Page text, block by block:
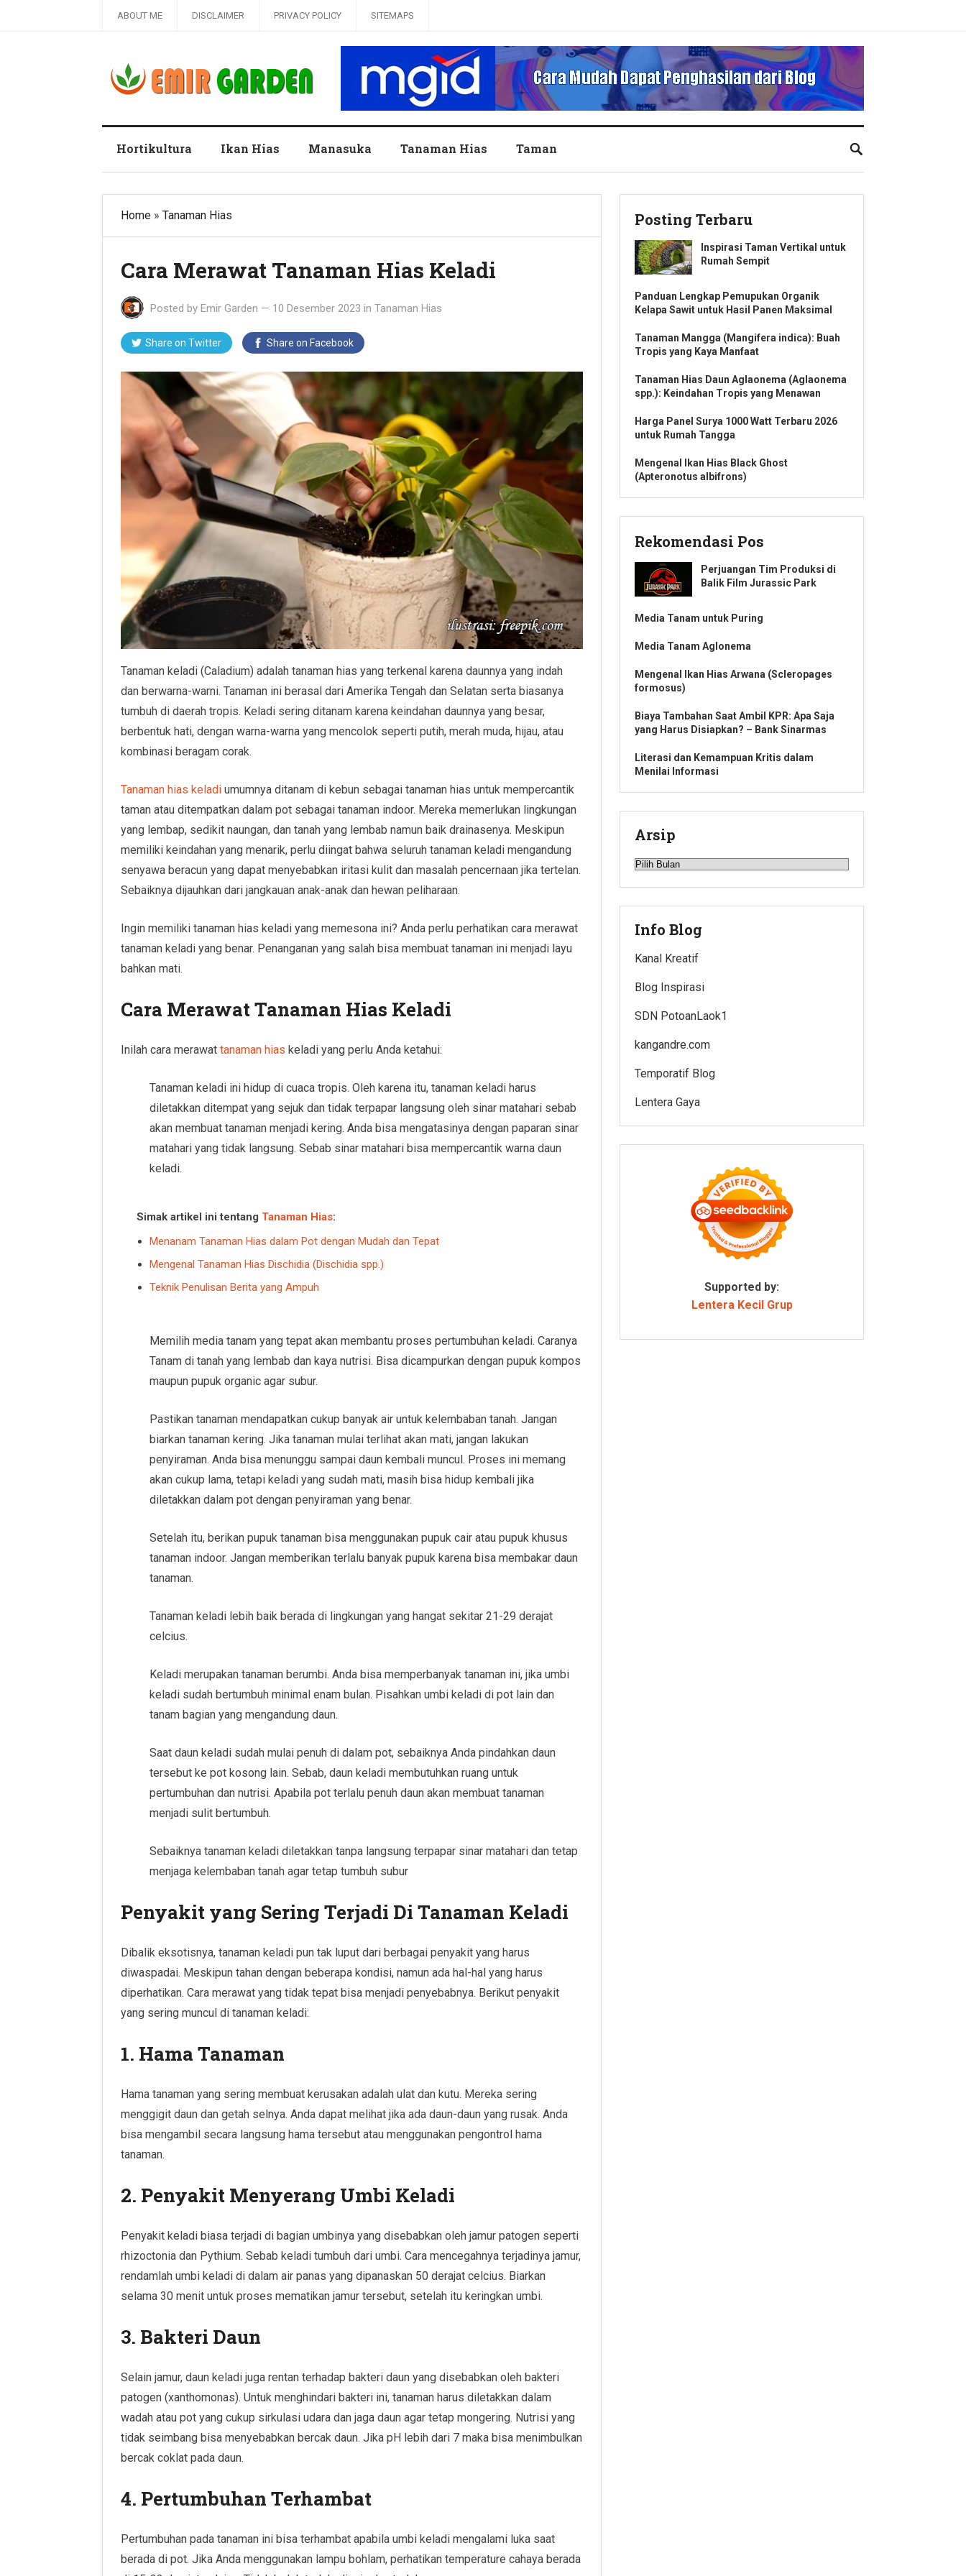
ABOUT ME DISCLAIMER PRIVACY POLICY SITEMAPS
Hortikultura Ikan Hias Manasuka Tanaman Hias Taman
Home » Tanaman Hias
Cara Merawat Tanaman Hias Keladi
Posted by Emir Garden — 10 Desember 2023 in Tanaman Hias
Share on Twitter Share on Facebook
Tanaman keladi (Caladium) adalah tanaman hias yang terkenal karena daunnya yang indah
dan berwarna-warni. Tanaman ini berasal dari Amerika Tengah dan Selatan serta biasanya
tumbuh di daerah tropis. Keladi sering ditanam karena keindahan daunnya yang besar,
berbentuk hati, dengan warna-warna yang mencolok seperti putih, merah muda, hijau, atau
kombinasi beragam corak.
Tanaman hias keladi umumnya ditanam di kebun sebagai tanaman hias untuk mempercantik
taman atau ditempatkan dalam pot sebagai tanaman indoor. Mereka memerlukan lingkungan
yang lembap, sedikit naungan, dan tanah yang lembab namun baik drainasenya. Meskipun
memiliki keindahan yang menarik, perlu diingat bahwa seluruh tanaman keladi mengandung
senyawa beracun yang dapat menyebabkan iritasi kulit dan masalah pencernaan jika tertelan.
Sebaiknya dijauhkan dari jangkauan anak-anak dan hewan peliharaan.
Ingin memiliki tanaman hias keladi yang memesona ini? Anda perlu perhatikan cara merawat
tanaman keladi yang benar. Penanganan yang salah bisa membuat tanaman ini menjadi layu
bahkan mati.
Cara Merawat Tanaman Hias Keladi
Inilah cara merawat tanaman hias keladi yang perlu Anda ketahui:
Tanaman keladi ini hidup di cuaca tropis. Oleh karena itu, tanaman keladi harus
diletakkan ditempat yang sejuk dan tidak terpapar langsung oleh sinar matahari sebab
akan membuat tanaman menjadi kering. Anda bisa mengatasinya dengan paparan sinar
matahari yang tidak langsung. Sebab sinar matahari bisa mempercantik warna daun
keladi.
Simak artikel ini tentang Tanaman Hias:
Menanam Tanaman Hias dalam Pot dengan Mudah dan Tepat
Mengenal Tanaman Hias Dischidia (Dischidia spp.)
Teknik Penulisan Berita yang Ampuh
Memilih media tanam yang tepat akan membantu proses pertumbuhan keladi. Caranya
Tanam di tanah yang lembab dan kaya nutrisi. Bisa dicampurkan dengan pupuk kompos
maupun pupuk organic agar subur.
Pastikan tanaman mendapatkan cukup banyak air untuk kelembaban tanah. Jangan
biarkan tanaman kering. Jika tanaman mulai terlihat akan mati, jangan lakukan
penyiraman. Anda bisa menunggu sampai daun kembali muncul. Proses ini memang
akan cukup lama, tetapi keladi yang sudah mati, masih bisa hidup kembali jika
diletakkan dalam pot dengan penyiraman yang benar.
Setelah itu, berikan pupuk tanaman bisa menggunakan pupuk cair atau pupuk khusus
tanaman indoor. Jangan memberikan terlalu banyak pupuk karena bisa membakar daun
tanaman.
Tanaman keladi lebih baik berada di lingkungan yang hangat sekitar 21-29 derajat
celcius.
Keladi merupakan tanaman berumbi. Anda bisa memperbanyak tanaman ini, jika umbi
keladi sudah bertumbuh minimal enam bulan. Pisahkan umbi keladi di pot lain dan
tanam bagian yang mengandung daun.
Saat daun keladi sudah mulai penuh di dalam pot, sebaiknya Anda pindahkan daun
tersebut ke pot kosong lain. Sebab, daun keladi membutuhkan ruang untuk
pertumbuhan dan nutrisi. Apabila pot terlalu penuh daun akan membuat tanaman
menjadi sulit bertumbuh.
Sebaiknya tanaman keladi diletakkan tanpa langsung terpapar sinar matahari dan tetap
menjaga kelembaban tanah agar tetap tumbuh subur
Penyakit yang Sering Terjadi Di Tanaman Keladi
Dibalik eksotisnya, tanaman keladi pun tak luput dari berbagai penyakit yang harus
diwaspadai. Meskipun tahan dengan beberapa kondisi, namun ada hal-hal yang harus
diperhatikan. Cara merawat yang tidak tepat bisa menjadi penyebabnya. Berikut penyakit
yang sering muncul di tanaman keladi:
1. Hama Tanaman
Hama tanaman yang sering membuat kerusakan adalah ulat dan kutu. Mereka sering
menggigit daun dan getah selnya. Anda dapat melihat jika ada daun-daun yang rusak. Anda
bisa mengambil secara langsung hama tersebut atau menggunakan pengontrol hama
tanaman.
2. Penyakit Menyerang Umbi Keladi
Penyakit keladi biasa terjadi di bagian umbinya yang disebabkan oleh jamur patogen seperti
rhizoctonia dan Pythium. Sebab keladi tumbuh dari umbi. Cara mencegahnya terjadinya jamur,
rendamlah umbi keladi di dalam air panas yang dipanaskan 50 derajat celcius. Biarkan
selama 30 menit untuk proses mematikan jamur tersebut, setelah itu keringkan umbi.
3. Bakteri Daun
Selain jamur, daun keladi juga rentan terhadap bakteri daun yang disebabkan oleh bakteri
patogen (xanthomonas). Untuk menghindari bakteri ini, tanaman harus diletakkan dalam
wadah atau pot yang cukup sirkulasi udara dan jaga daun agar tetap mongering. Nutrisi yang
tidak seimbang bisa menyebabkan bercak daun. Jika pH lebih dari 7 maka bisa menimbulkan
bercak coklat pada daun.
4. Pertumbuhan Terhambat
Pertumbuhan pada tanaman ini bisa terhambat apabila umbi keladi mengalami luka saat
berada di pot. Jika Anda menggunakan lampu bohlam, perhatikan temperature cahaya berada
Posting Terbaru
Inspirasi Taman Vertikal untuk
Rumah Sempit
Panduan Lengkap Pemupukan Organik
Kelapa Sawit untuk Hasil Panen Maksimal
Tanaman Mangga (Mangifera indica): Buah
Tropis yang Kaya Manfaat
Tanaman Hias Daun Aglaonema (Aglaonema
spp.): Keindahan Tropis yang Menawan
Harga Panel Surya 1000 Watt Terbaru 2026
untuk Rumah Tangga
Mengenal Ikan Hias Black Ghost
(Apteronotus albifrons)
Rekomendasi Pos
Perjuangan Tim Produksi di
Balik Film Jurassic Park
Media Tanam untuk Puring
Media Tanam Aglonema
Mengenal Ikan Hias Arwana (Scleropages
formosus)
Biaya Tambahan Saat Ambil KPR: Apa Saja
yang Harus Disiapkan? – Bank Sinarmas
Literasi dan Kemampuan Kritis dalam
Menilai Informasi
Arsip
Arsip
Info Blog
Kanal Kreatif
Blog Inspirasi
SDN PotoanLaok1
kangandre.com
Temporatif Blog
Lentera Gaya
Supported by:
Lentera Kecil Grup